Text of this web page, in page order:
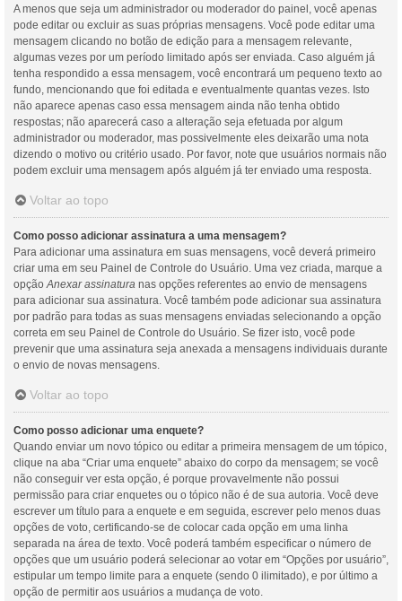
A menos que seja um administrador ou moderador do painel, você apenas
pode editar ou excluir as suas próprias mensagens. Você pode editar uma
mensagem clicando no botão de edição para a mensagem relevante,
algumas vezes por um período limitado após ser enviada. Caso alguém já
tenha respondido a essa mensagem, você encontrará um pequeno texto ao
fundo, mencionando que foi editada e eventualmente quantas vezes. Isto
não aparece apenas caso essa mensagem ainda não tenha obtido
respostas; não aparecerá caso a alteração seja efetuada por algum
administrador ou moderador, mas possivelmente eles deixarão uma nota
dizendo o motivo ou critério usado. Por favor, note que usuários normais não
podem excluir uma mensagem após alguém já ter enviado uma resposta.
Voltar ao topo
Como posso adicionar assinatura a uma mensagem?
Para adicionar uma assinatura em suas mensagens, você deverá primeiro
criar uma em seu Painel de Controle do Usuário. Uma vez criada, marque a
opçãoAnexar assinatura nas opções referentes ao envio de mensagens
para adicionar sua assinatura. Você também pode adicionar sua assinatura
por padrão para todas as suas mensagens enviadas selecionando a opção
correta em seu Painel de Controle do Usuário. Se fizer isto, você pode
prevenir que uma assinatura seja anexada a mensagens individuais durante
o envio de novas mensagens.
Voltar ao topo
Como posso adicionar uma enquete?
Quando enviar um novo tópico ou editar a primeira mensagem de um tópico,
clique na aba “Criar uma enquete” abaixo do corpo da mensagem; se você
não conseguir ver esta opção, é porque provavelmente não possui
permissão para criar enquetes ou o tópico não é de sua autoria. Você deve
escrever um título para a enquete e em seguida, escrever pelo menos duas
opções de voto, certificando-se de colocar cada opção em uma linha
separada na área de texto. Você poderá também especificar o número de
opções que um usuário poderá selecionar ao votar em “Opções por usuário”,
estipular um tempo limite para a enquete (sendo 0 ilimitado), e por último a
opção de permitir aos usuários a mudança de voto.